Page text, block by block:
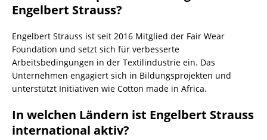
Engelbert Strauss?
Engelbert Strauss ist seit 2016 Mitglied der Fair Wear
Foundation und setzt sich für verbesserte
Arbeitsbedingungen in der Textilindustrie ein. Das
Unternehmen engagiert sich in Bildungsprojekten und
unterstützt Initiativen wie Cotton made in Africa.
In welchen Ländern ist Engelbert Strauss
international aktiv?